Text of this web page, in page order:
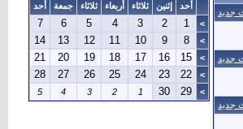
جديد
جديد
جديد
أحد إثنين ثلاثاء أربعاء ثلاثاء جمعة
أحد
>
1
2
3
4
5
6
7
>
8
9
10
11
12
13
14
>
15
16
17
18
19
20
21
>
22
23
24
25
26
27
28
>
29
30
1
2
3
4
5